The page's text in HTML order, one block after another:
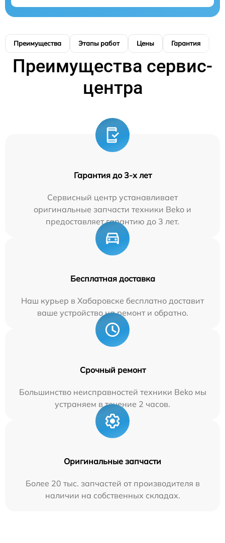
Преимущества Этапы работ Цены Гарантия
Преимущества сервис-
центра
Гарантия до 3-х лет
Сервисный центр устанавливает
оригинальные запчасти техники Beko и
предоставляет гарантию до 3 лет.
Бесплатная доставка
Наш курьер в Хабаровске бесплатно доставит
ваше устройство на ремонт и обратно.
Срочный ремонт
Большинство неисправностей техники Beko мы
устраняем в течение 2 часов.
Оригинальные запчасти
Более 20 тыс. запчастей от производителя в
наличии на собственных складах.